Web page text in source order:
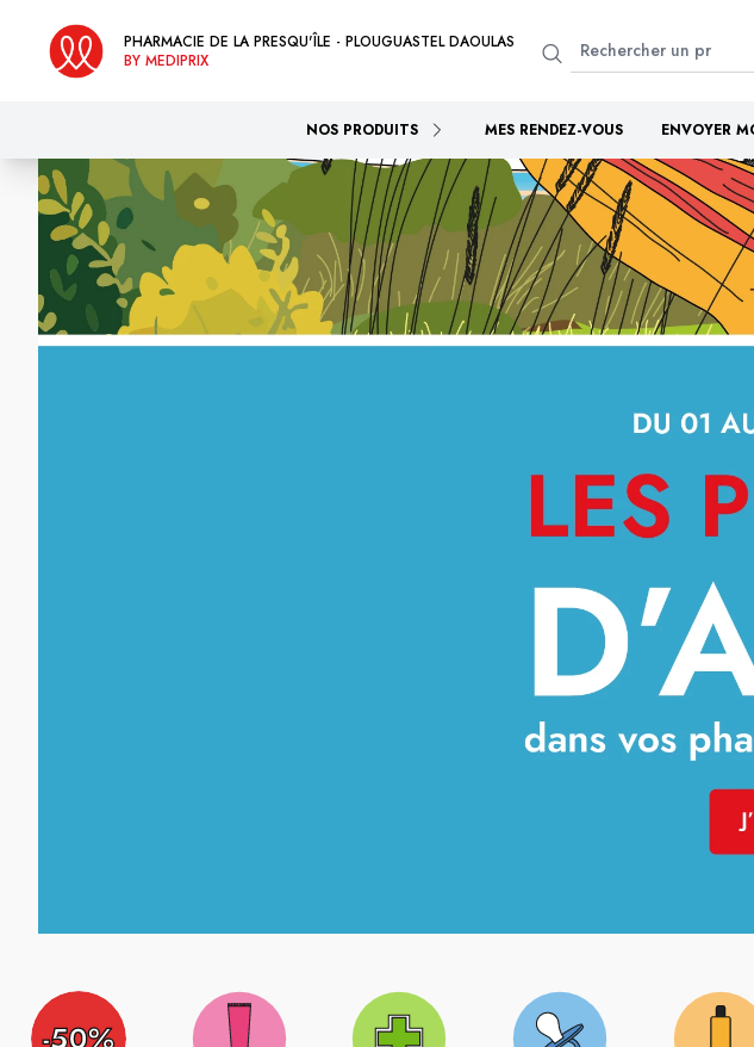
PHARMACIE DE LA PRESQU'ÎLE - PLOUGUASTEL DAOULAS
BY MEDIPRIX
NOS PRODUITS MES RENDEZ-VOUS ENVOYER
Pharmacie de la